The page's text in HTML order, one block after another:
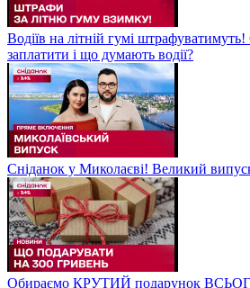
Водіїв на літній гумі
заплатити і що думають водії?
Сніданок у Миколаєві! Великий
Обираємо КРУТИЙ подарунок